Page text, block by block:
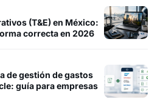
(T&E) en México:
correcta en 2026
de gestión de gastos
guía para empresas